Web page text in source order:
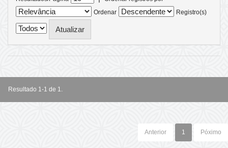
Ordenar
Registro(s)
Resultado 1-1 de 1.
Anterior 1 Póximo